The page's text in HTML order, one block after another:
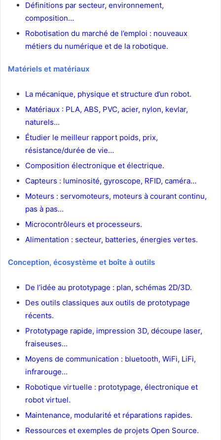
Définitions par secteur, environnement,
composition…
Robotisation du marché de l’emploi : nouveaux
métiers du numérique et de la robotique.
Matériels et matériaux
La mécanique, physique et structure d’un robot.
Matériaux : PLA, ABS, PVC, acier, nylon, kevlar,
naturels…
Étudier le meilleur rapport poids, prix,
résistance/durée de vie…
Composition électronique et électrique.
Capteurs : luminosité, gyroscope, RFID, caméra…
Moteurs : servomoteurs, moteurs à courant continu,
pas à pas…
Microcontrôleurs et processeurs.
Alimentation : secteur, batteries, énergies vertes.
Conception, écosystème et boîte à outils
De l’idée au prototypage : plan, schémas 2D/3D.
Des outils classiques aux outils de prototypage
récents.
Prototypage rapide, impression 3D, découpe laser,
fraiseuses…
Moyens de communication : bluetooth, WiFi, LiFi,
infrarouge…
Robotique virtuelle : prototypage, électronique et
robot virtuel.
Maintenance, modularité et réparations rapides.
Ressources et exemples de projets Open Source.